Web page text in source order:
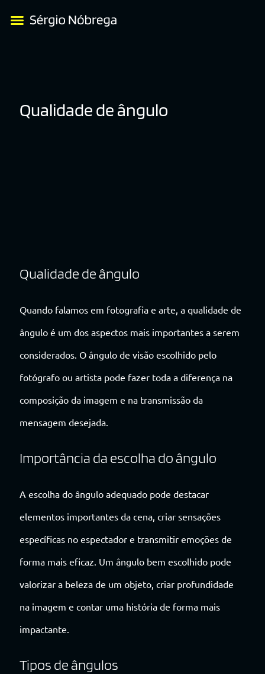
Qualidade de ângulo
Qualidade de ângulo
Quando falamos em fotografia e arte, a qualidade de
ângulo é um dos aspectos mais importantes a serem
considerados. O ângulo de visão escolhido pelo
fotógrafo ou artista pode fazer toda a diferença na
composição da imagem e na transmissão da
mensagem desejada.
Importância da escolha do ângulo
A escolha do ângulo adequado pode destacar
elementos importantes da cena, criar sensações
específicas no espectador e transmitir emoções de
forma mais eficaz. Um ângulo bem escolhido pode
valorizar a beleza de um objeto, criar profundidade
na imagem e contar uma história de forma mais
impactante.
Tipos de ângulos